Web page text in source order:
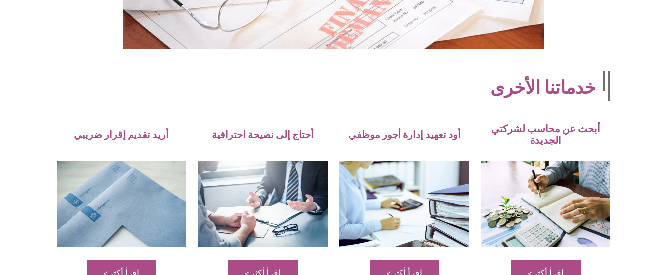
خدماتنا الأخرى
أبحث عن محاسب لشركتي
الجديدة أود تعهيد إدارة أجور موظفي أحتاج إلى نصيحة احترافية أريد تقديم إقرار ضريبي